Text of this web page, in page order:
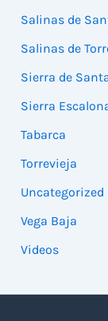
Salinas de
Salinas de
Sierra de
Sierra
Tabarca
Torrevieja
Uncategorized
Vega Baja
Videos